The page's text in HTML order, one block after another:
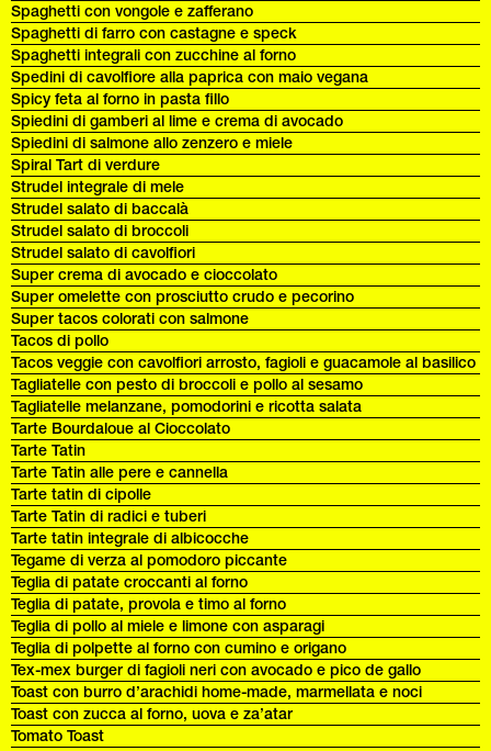
Spaghetti con vongole e zafferano
Spaghetti di farro con castagne e speck
Spaghetti integrali con zucchine al forno
Spedini di cavolfiore alla paprica con maio vegana
Spicy feta al forno in pasta fillo
Spiedini di gamberi al lime e crema di avocado
Spiedini di salmone allo zenzero e miele
Spiral Tart di verdure
Strudel integrale di mele
Strudel salato di baccalà
Strudel salato di broccoli
Strudel salato di cavolfiori
Super crema di avocado e cioccolato
Super omelette con prosciutto crudo e pecorino
Super tacos colorati con salmone
Tacos di pollo
Tacos veggie con cavolfiori arrosto, fagioli e guacamole al basilico
Tagliatelle con pesto di broccoli e pollo al sesamo
Tagliatelle melanzane, pomodorini e ricotta salata
Tarte Bourdaloue al Cioccolato
Tarte Tatin
Tarte Tatin alle pere e cannella
Tarte tatin di cipolle
Tarte Tatin di radici e tuberi
Tarte tatin integrale di albicocche
Tegame di verza al pomodoro piccante
Teglia di patate croccanti al forno
Teglia di patate, provola e timo al forno
Teglia di pollo al miele e limone con asparagi
Teglia di polpette al forno con cumino e origano
Tex-mex burger di fagioli neri con avocado e pico de gallo
Toast con burro d’arachidi home-made, marmellata e noci
Toast con zucca al forno, uova e za’atar
Tomato Toast